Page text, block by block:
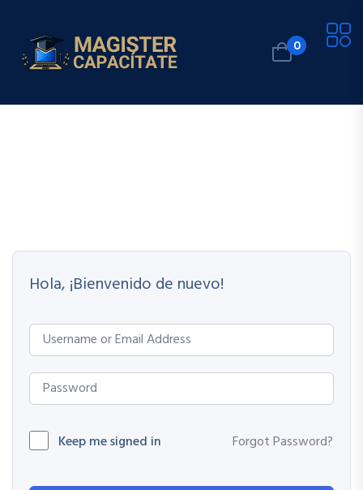
0
Hola, ¡Bienvenido de nuevo!
Keep me signed in Forgot Password?